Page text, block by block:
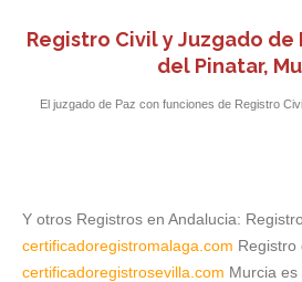
Registro Civil y Juzgado de
del Pinatar,
El juzgado de Paz con funciones de Registro
Y otros Registros en Andalucia:
certificadoregistromalaga.com Registro
certificadoregistrosevilla.com Murcia es